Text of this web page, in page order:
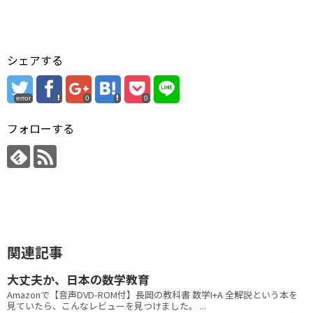
シェアする
error 0 0
フォローする
関連記事
大丈夫か、日本の数学教育
Amazonで【音声DVD-ROM付】長岡の教科書 数学I+A 全解説という本を
見ていたら、こんなレビューを見つけました。 ...